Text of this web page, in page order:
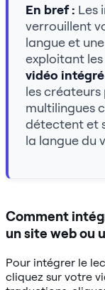
En bref : Les
verrouillent
langue et
exploitant
vidéo
les
multilingues
détectent et
la langue du
Comment
un site web ou
Pour intégrer le
cliquez sur votre